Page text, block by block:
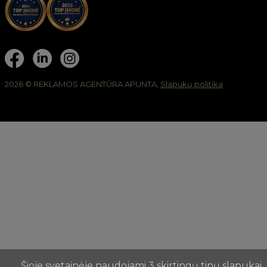
2026 © REKLAMOS AGENTŪRA APUNTA, Slapukų politika